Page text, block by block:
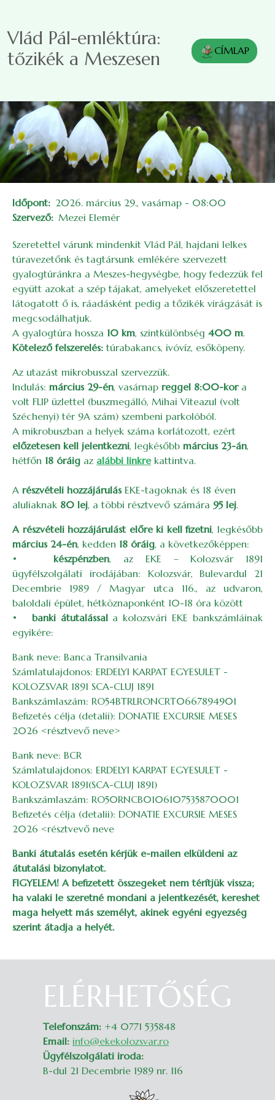
Vlád Pál-emléktúra:
tőzikék a Meszesen
CÍMLAP
Időpont
2026. március 29., vasárnap - 08:00
Szervező Mezei Elemér
Szeretettel várunk mindenkit Vlád Pál, hajdani lelkes
túravezetőnk és tagtársunk emlékére szervezett
gyalogtúránkra a Meszes-hegységbe, hogy fedezzük fel
együtt azokat a szép tájakat, amelyeket előszeretettel
látogatott ő is, ráadásként pedig a tőzikék virágzását is
megcsodálhatjuk.
A gyalogtúra hossza 10 km, szintkülönbség 400 m.
Kötelező felszerelés: túrabakancs, ivóvíz, esőköpeny.
Az utazást mikrobusszal szervezzük.
Indulás: március 29-én, vasárnap reggel 8:00-kora
volt FLIP üzlettel (buszmegálló, Mihai Viteazul (volt
Széchenyi) tér 9A szám) szembeni parkolóból.
A mikrobuszban a helyek száma korlátozott, ezért
előzetesen kell jelentkezni, legkésőbb március 23-án,
hétfőn 18 óráig az alábbi linkre kattintva.
A részvételi hozzájárulás EKE-tagoknak és 18 éven
aluliaknak 80 lej, a többi résztvevő számára 95 lej.
A részvételi hozzájárulást előre ki kell fizetni, legkésőbb
március 24-én, kedden 18 óráig, a következőképpen:
•készpénzben, az EKE – Kolozsvár 1891
ügyfélszolgálati irodájában: Kolozsvár, Bulevardul 21
Decembrie 1989 / Magyar utca 116., az udvaron,
baloldali épület, hétköznaponként 10-18 óra között
• banki átutalássala kolozsvári EKE bankszámláinak
egyikére:
Bank neve: Banca Transilvania
Számlatulajdonos: ERDELYI KARPAT EGYESULET -
KOLOZSVAR 1891 SCA-CLUJ 1891
Bankszámlaszám: RO54BTRLRONCRT0667894901
Befizetés célja (detalii): DONATIE EXCURSIE MESES
2026 <résztvevő neve>
Bank neve: BCR
Számlatulajdonos: ERDELYI KARPAT EGYESULET -
KOLOZSVAR 1891(SCA-CLUJ 1891)
Bankszámlaszám: RO50RNCB0106107535870001
Befizetés célja (detalii): DONATIE EXCURSIE MESES
2026 <résztvevő neve
Banki átutalás esetén kérjük e-mailen elküldeni az
átutalási bizonylatot.
FIGYELEM! A befizetett összegeket nem térítjük vissza;
ha valaki le szeretné mondani a jelentkezését, kereshet
maga helyett más személyt, akinek egyéni egyezség
szerint átadja a helyét.
ELÉRHETŐSÉG
Telefonszám: +4 0771 535848
Email: info@ekekolozsvar.ro
Ügyfélszolgálati iroda:
B-dul 21 Decembrie 1989 nr. 116